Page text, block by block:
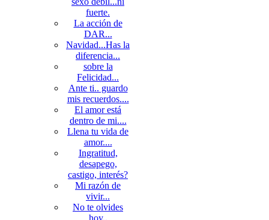
fuerte.
La acción de
DAR...
Navidad...Has la
diferencia...
sobre la
Felicidad...
Ante ti.. guardo
mis recuerdos....
El amor está
dentro de mi....
Llena tu vida de
amor....
Ingratitud,
desapego,
castigo, interés?
Mi razón de
vivir...
No te olvides
hoy..